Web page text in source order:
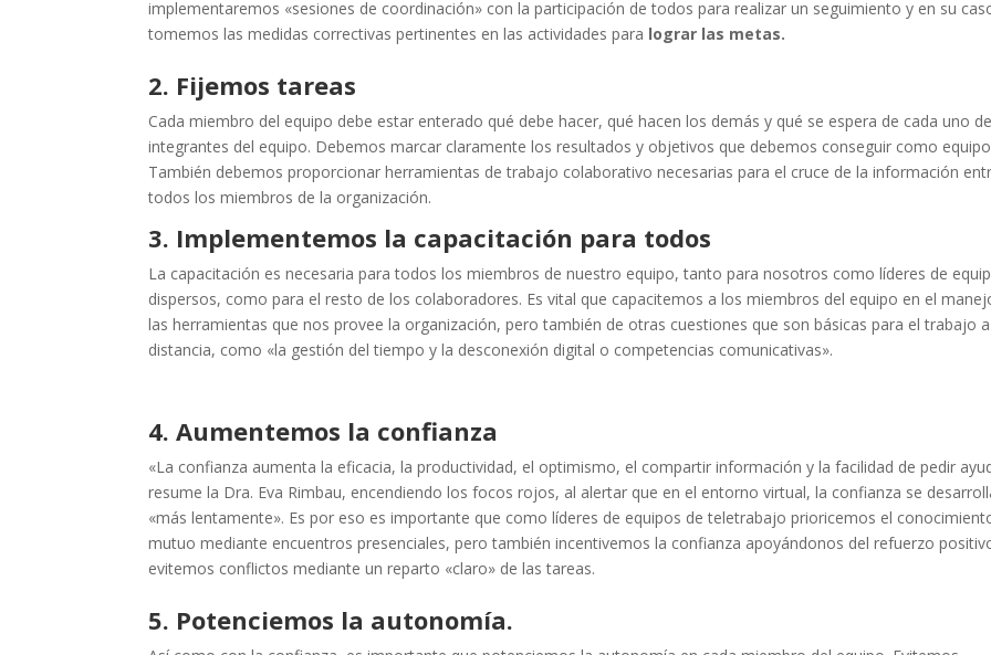
implementaremos «sesiones de coordinación» con la participación de todos para realizar un seguimiento y en su
tomemos las medidas correctivas pertinentes en las actividades para lograr las metas.
2. Fijemos tareas
Cada miembro del equipo debe estar enterado qué debe hacer, qué hacen los demás y qué se espera de cada uno
integrantes del equipo. Debemos marcar claramente los resultados y objetivos que debemos conseguir como
También debemos proporcionar herramientas de trabajo colaborativo necesarias para el cruce de la información
todos los miembros de la organización.
3. Implementemos la capacitación para todos
La capacitación es necesaria para todos los miembros de nuestro equipo, tanto para nosotros como líderes de
dispersos, como para el resto de los colaboradores. Es vital que capacitemos a los miembros del equipo en el
las herramientas que nos provee la organización, pero también de otras cuestiones que son básicas para el trabajo a
distancia, como «la gestión del tiempo y la desconexión digital o competencias comunicativas».
4. Aumentemos la confianza
«La confianza aumenta la eficacia, la productividad, el optimismo, el compartir información y la facilidad de pedir
resume la Dra. Eva Rimbau, encendiendo los focos rojos, al alertar que en el entorno virtual, la confianza se
«más lentamente». Es por eso es importante que como líderes de equipos de teletrabajo prioricemos el
mutuo mediante encuentros presenciales, pero también incentivemos la confianza apoyándonos del refuerzo
evitemos conflictos mediante un reparto «claro» de las tareas.
5. Potenciemos la autonomía.